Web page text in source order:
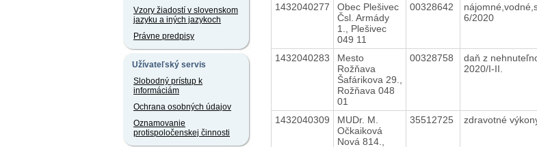
Vzory žiadostí v slovenskom
jazyku a iných jazykoch
Právne predpisy
Užívateľský servis
Slobodný prístup k
informáciám
Ochrana osobných údajov
Oznamovanie
protispoločenskej činnosti
1432040277
Obec Plešivec
Čsl. Armády
1., Plešivec
049 11
00328642
6/2020
1432040283
Mesto
Rožňava
Šafárikova 29.,
Rožňava 048
01
00328758
daň z
2020/I-II.
1432040309
MUDr. M.
Očkaiková
Nová 814.,
35512725 zdravotné